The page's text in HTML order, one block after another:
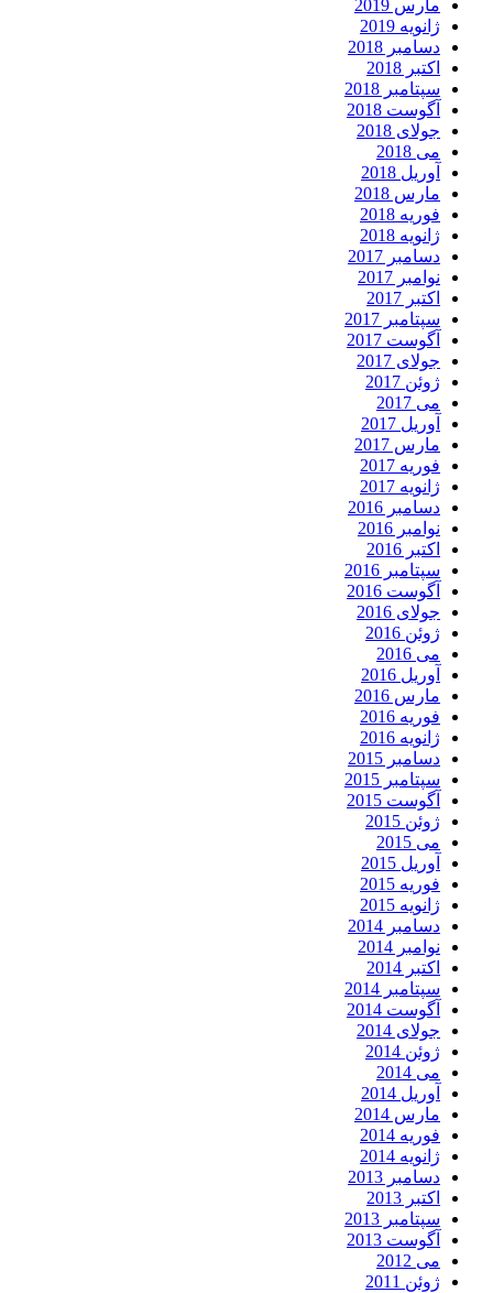
مارس 2019
ژانویه 2019
دسامبر 2018
اکتبر 2018
سپتامبر 2018
آگوست 2018
جولای 2018
می 2018
آوریل 2018
مارس 2018
فوریه 2018
ژانویه 2018
دسامبر 2017
نوامبر 2017
اکتبر 2017
سپتامبر 2017
آگوست 2017
جولای 2017
ژوئن 2017
می 2017
آوریل 2017
مارس 2017
فوریه 2017
ژانویه 2017
دسامبر 2016
نوامبر 2016
اکتبر 2016
سپتامبر 2016
آگوست 2016
جولای 2016
ژوئن 2016
می 2016
آوریل 2016
مارس 2016
فوریه 2016
ژانویه 2016
دسامبر 2015
سپتامبر 2015
آگوست 2015
ژوئن 2015
می 2015
آوریل 2015
فوریه 2015
ژانویه 2015
دسامبر 2014
نوامبر 2014
اکتبر 2014
سپتامبر 2014
آگوست 2014
جولای 2014
ژوئن 2014
می 2014
آوریل 2014
مارس 2014
فوریه 2014
ژانویه 2014
دسامبر 2013
اکتبر 2013
سپتامبر 2013
آگوست 2013
می 2012
ژوئن 2011